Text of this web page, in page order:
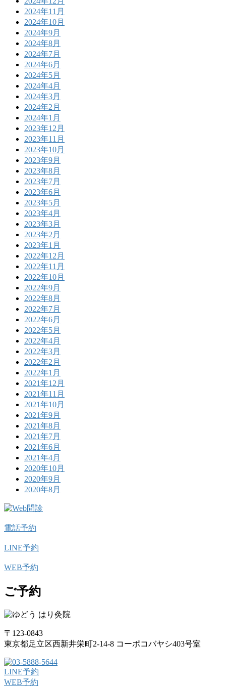
2024年11月
2024年10月
2024年9月
2024年8月
2024年7月
2024年6月
2024年5月
2024年4月
2024年3月
2024年2月
2024年1月
2023年12月
2023年11月
2023年10月
2023年9月
2023年8月
2023年7月
2023年6月
2023年5月
2023年4月
2023年3月
2023年2月
2023年1月
2022年12月
2022年11月
2022年10月
2022年9月
2022年8月
2022年7月
2022年6月
2022年5月
2022年4月
2022年3月
2022年2月
2022年1月
2021年12月
2021年11月
2021年10月
2021年9月
2021年8月
2021年7月
2021年6月
2021年4月
2020年10月
2020年9月
2020年8月
電話予約
LINE予約
WEB予約
ご予約
〒123-0843
東京都足立区西新井栄町2-14-8 コーポコバヤシ403号室
LINE予約
WEB予約